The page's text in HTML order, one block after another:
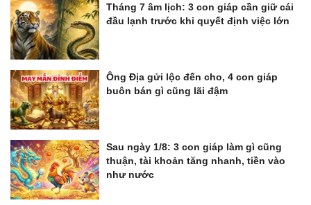
Tháng 7 âm lịch: 3 con giáp cần giữ cái
đầu lạnh trước khi quyết định việc lớn
Ông Địa gửi lộc đến cho, 4 con giáp
buôn bán gì cũng lãi đậm
Sau ngày 1/8: 3 con giáp làm gì cũng
thuận, tài khoản tăng nhanh, tiền vào
như nước